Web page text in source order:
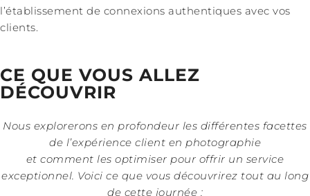
l’établissement de connexions authentiques avec vos
clients.
CE QUE VOUS ALLEZ
DÉCOUVRIR
Nous explorerons en profondeur les différentes facettes
de l’expérience client en photographie
et comment les optimiser pour offrir un service
exceptionnel. Voici ce que vous découvrirez tout au long
de cette journée :